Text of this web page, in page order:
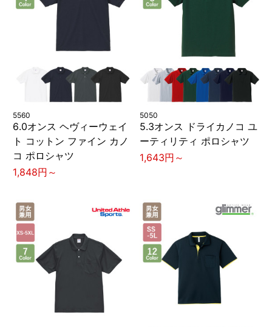
5560
6.0オンス ヘヴィーウェイ
ト コットン ファイン カノ
コ ポロシャツ
1,848円～
5050
5.3オンス ドライカノコ ユ
ーティリティ ポロシャツ
1,643円～